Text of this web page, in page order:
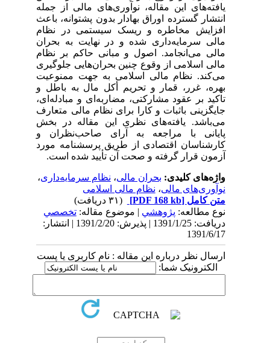
یافته‌های این مقاله، نوآوری‌های مالی از جمله
انتشار گسترده اوراق بهادار بدون پشتوانه، باعث
افزایش مخاطره و ریسک سیستمی در نظام
مالی سرمایه‌داری شده و در نهایت به بحران
مالی می‌انجامد. اصول و مبانی حاکم بر نظام
مالی اسلامی از وقوع چنین بحران‌هایی جلوگیری
می‌کند. نظام مالی اسلامی به جهت ممنوعیت
بهره، غرر، قمار و تحریم أکل مال به باطل و
تاکید بر عقود مشارکتی، مضاربه‌ای و مبادله‌ای،
جایگزینی باثبات و کارا برای نظام مالی متعارف
می‌باشد. یافته‌های نظری این مقاله در بخش
پایانی با مراجعه به آرای صاحب‌نظران و
کارشناسان اقتصادی از طریق پرسشنامه مورد
آزمون قرار گرفته و صحت آن تأیید شده است.
واژه‌های کلیدی:بحران مالی،نظام سرمایه‌داری،
نوآوری‌های مالی،نظام مالی اسلامی
متن کامل[PDF 168 kb]
نوع مطالعه:پژوهشي| موضوع مقاله:تخصصي
دریافت: 1391/1/25 | پذیرش: 1391/2/20 | انتشار:
1391/6/17
ارسال نظر درباره این مقاله : نام کاربری یا پست
الکترونیک شما: